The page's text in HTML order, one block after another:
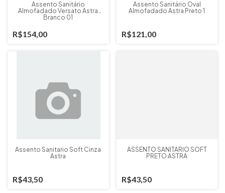
Assento Sanitário
Almofadado Versato Astra
Branco 01
R$154,00
Assento Sanitário Oval
Almofadado Astra Preto 1
R$121,00
Assento Sanitario Soft Cinza
Astra
R$43,50
ASSENTO SANITARIO SOFT
PRETO ASTRA
R$43,50